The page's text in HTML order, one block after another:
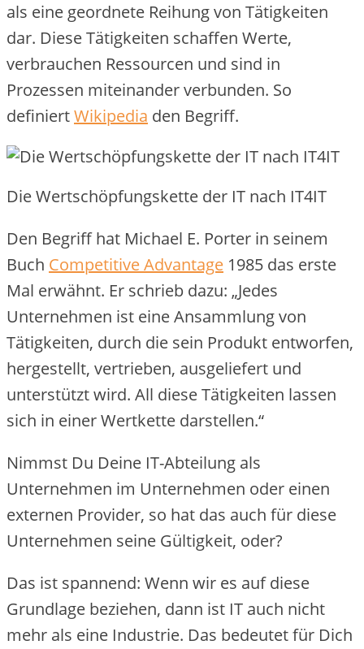
als eine geordnete Reihung von Tätigkeiten
dar. Diese Tätigkeiten schaffen Werte,
verbrauchen Ressourcen und sind in
Prozessen miteinander verbunden. So
definiertWikipedia den Begriff.
Die Wertschöpfungskette der IT nach IT4IT
Den Begriff hat Michael E. Porter in seinem
Buch Competitive Advantage 1985 das erste
Mal erwähnt. Er schrieb dazu: „Jedes
Unternehmen ist eine Ansammlung von
Tätigkeiten, durch die sein Produkt entworfen,
hergestellt, vertrieben, ausgeliefert und
unterstützt wird. All diese Tätigkeiten lassen
sich in einer Wertkette darstellen.“
Nimmst Du Deine IT-Abteilung als
Unternehmen im Unternehmen oder einen
externen Provider, so hat das auch für diese
Unternehmen seine Gültigkeit, oder?
Das ist spannend: Wenn wir es auf diese
Grundlage beziehen, dann ist IT auch nicht
mehr als eine Industrie. Das bedeutet für Dich